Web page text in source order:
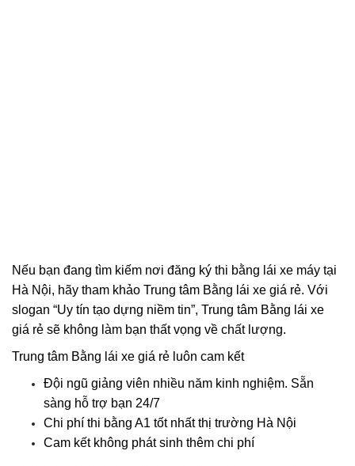
Nếu bạn đang tìm kiếm nơi đăng ký thi bằng lái xe máy tại
Hà Nội, hãy tham khảo Trung tâm Bằng lái xe giá rẻ. Với
slogan “Uy tín tạo dựng niềm tin”, Trung tâm Bằng lái xe
giá rẻ sẽ không làm bạn thất vọng về chất lượng.
Trung tâm Bằng lái xe giá rẻ luôn cam kết
Đội ngũ giảng viên nhiều năm kinh nghiệm. Sẵn
sàng hỗ trợ bạn 24/7
Chi phí thi bằng A1 tốt nhất thị trường Hà Nội
Cam kết không phát sinh thêm chi phí